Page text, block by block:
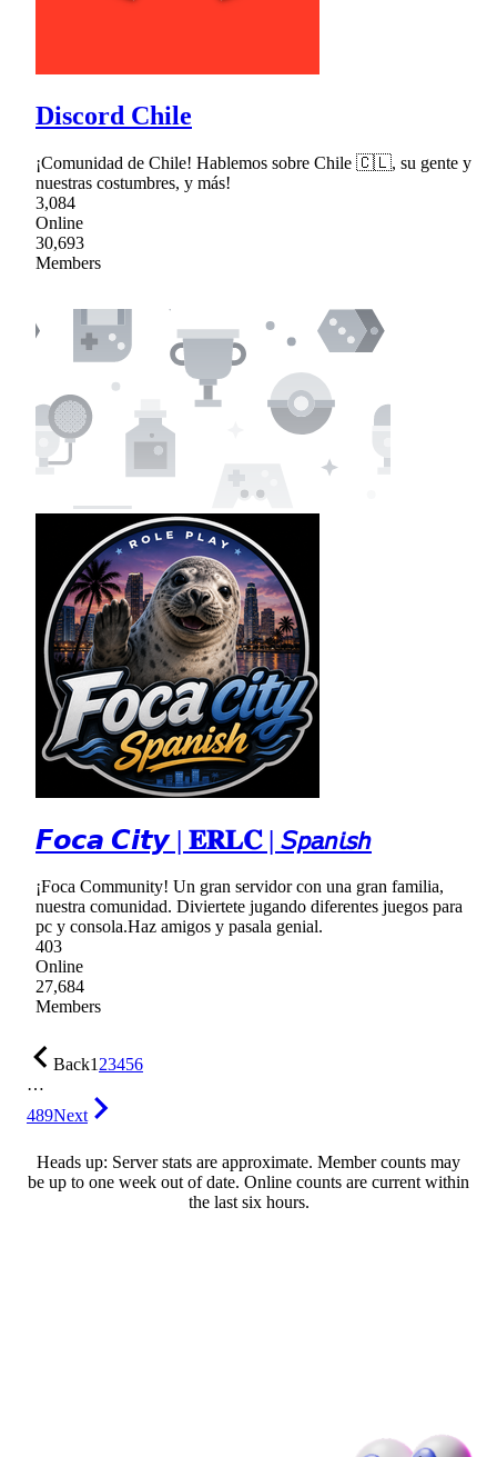
Discord Chile
¡Comunidad de Chile! Hablemos sobre Chile 🇨🇱, su gente y
nuestras costumbres, y más!
3,084
Online
30,693
Members
𝙁𝙤𝙘𝙖 𝘾𝙞𝙩𝙮 | 𝐄𝐑𝐋𝐂 | 𝘚𝘱𝘢𝘯𝘪𝘴𝘩
¡Foca Community! Un gran servidor con una gran familia,
nuestra comunidad. Diviertete jugando diferentes juegos para
pc y consola.Haz amigos y pasala genial.
403
Online
27,684
Members
Back123456
…
489Next
Heads up: Server stats are approximate. Member counts may
be up to one week out of date. Online counts are current within
the last six hours.